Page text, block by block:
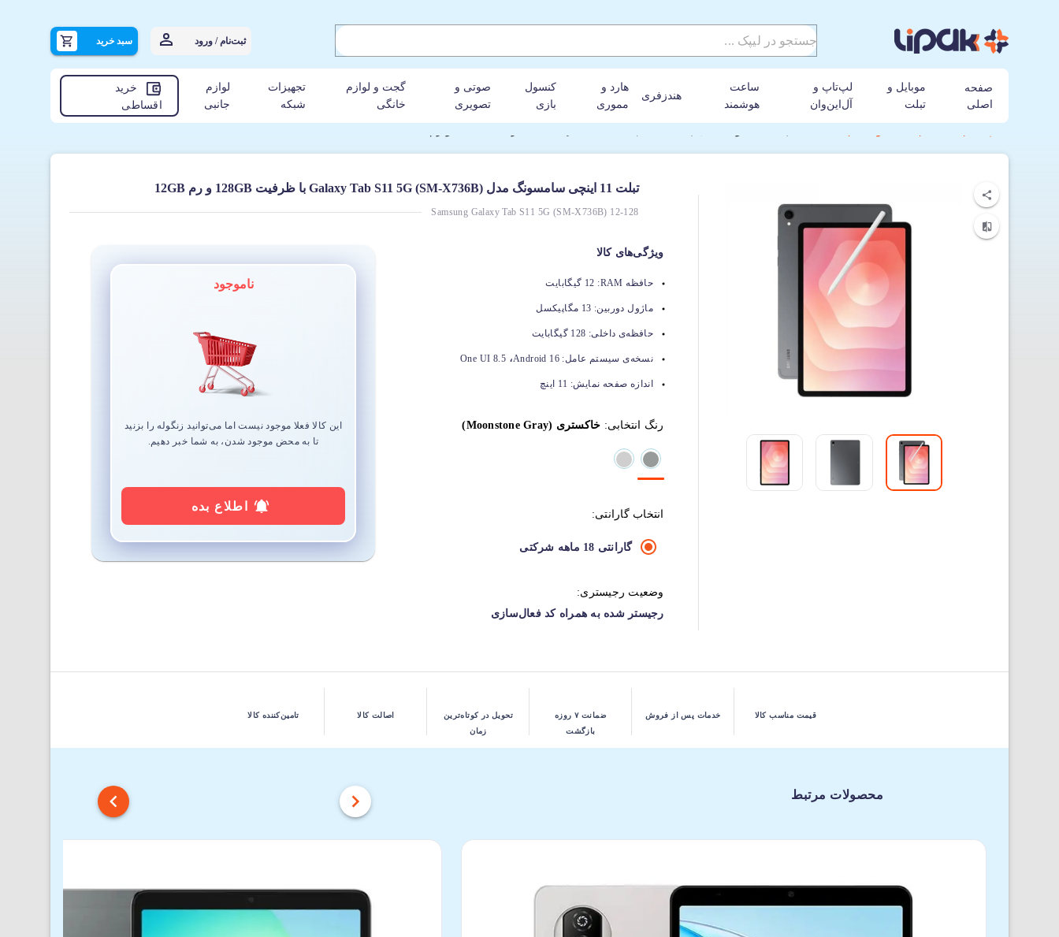
ثبت‌نام / ورود سبد خرید
صفحه
اصلی
موبایل و
تبلت
لپ‌تاپ و
آل‌این‌وان
ساعت
هوشمند
هندزفری
هارد و
مموری
کنسول
بازی
صوتی و
تصویری
گجت و لوازم
خانگی
تجهیزات
شبکه
لوازم
جانبی
خرید
اقساطی
تبلت 11 اینچی سامسونگ مدل Galaxy Tab S11 5G (SM-X736B) با ظرفیت 128GB و رم 12GB
Samsung Galaxy Tab S11 5G (SM-X736B) 12-128
ویژگی‌های کالا
حافظه RAM: 12 گیگابایت
ماژول دوربین: 13 مگاپیکسل
حافظه‌ی داخلی: 128 گیگابایت
نسخه‌ی سیستم عامل: Android 16، One UI 8.5
اندازه صفحه نمایش: 11 اینچ
رنگ انتخابی: خاکستری (Moonstone Gray)
انتخاب گارانتی:
گارانتی 18 ماهه شرکتی
وضعیت رجیستری:
رجیستر شده به همراه کد فعال‌سازی
ناموجود
این کالا فعلا موجود نیست اما می‌توانید زنگوله را بزنید
تا به محض موجود شدن، به شما خبر دهیم.
اطلاع بده
قیمت مناسب کالا خدمات پس از فروش
ضمانت ۷ روزه
بازگشت
تحویل در کوتاه‌ترین
زمان
اصالت کالا تامین‌کننده کالا
محصولات مرتبط